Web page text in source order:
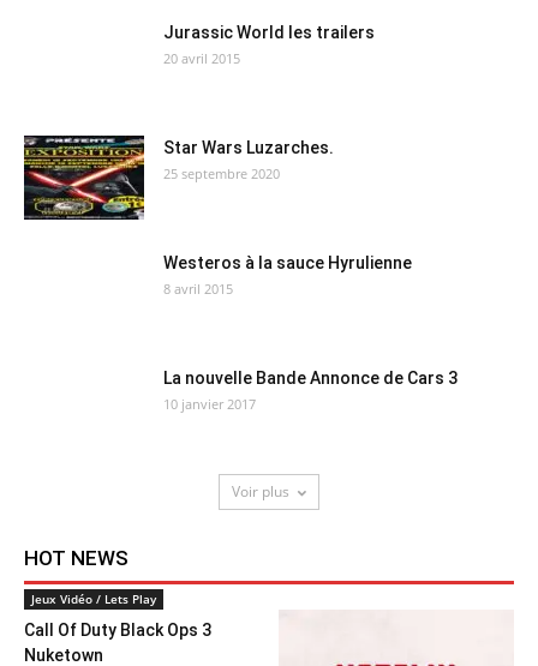
Jurassic World les trailers
20 avril 2015
Star Wars Luzarches.
25 septembre 2020
Westeros à la sauce Hyrulienne
8 avril 2015
La nouvelle Bande Annonce de Cars 3
10 janvier 2017
Voir plus
HOT NEWS
Jeux Vidéo / Lets Play
Call Of Duty Black Ops 3
Nuketown